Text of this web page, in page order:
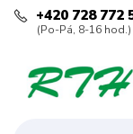
+420 728 772
(Po-Pá, 8-16 hod.)